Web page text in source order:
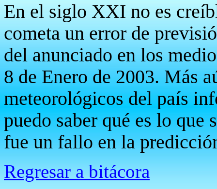
En el siglo XXI no es
cometa un error de
del anunciado en los
8 de Enero de 2003. Más
meteorológicos del país
puedo saber qué es lo que
fue un fallo en la
Regresar a bitácora